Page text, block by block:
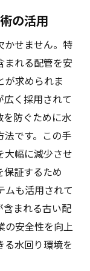
の活用
かせません。特
まれる配管を安
が求められま
く採用されて
を防ぐために水
法です。この手
大幅に減少させ
保証するため
ムも活用されて
含まれる古い配
の安全性を向上
る水回り環境を